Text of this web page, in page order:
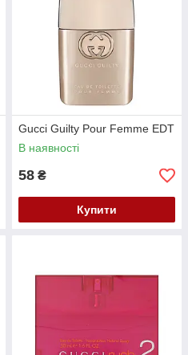
Gucci Guilty Pour Femme EDT
В наявності
58 ₴
Купити